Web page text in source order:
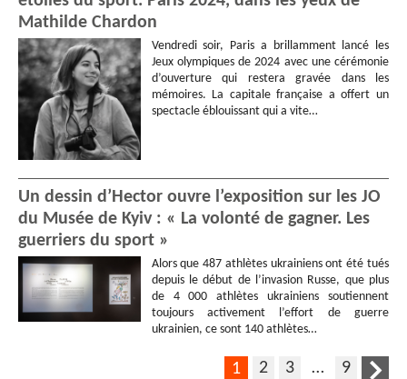
Mathilde Chardon
Vendredi soir, Paris a brillamment lancé les
Jeux olympiques de 2024 avec une cérémonie
d’ouverture qui restera gravée dans les
mémoires. La capitale française a offert un
spectacle éblouissant qui a vite…
Un dessin d’Hector ouvre l’exposition sur les JO
du Musée de Kyiv : « La volonté de gagner. Les
guerriers du sport »
Alors que 487 athlètes ukrainiens ont été tués
depuis le début de l’invasion Russe, que plus
de 4 000 athlètes ukrainiens soutiennent
toujours activement l’effort de guerre
ukrainien, ce sont 140 athlètes…
1 2 3 … 9